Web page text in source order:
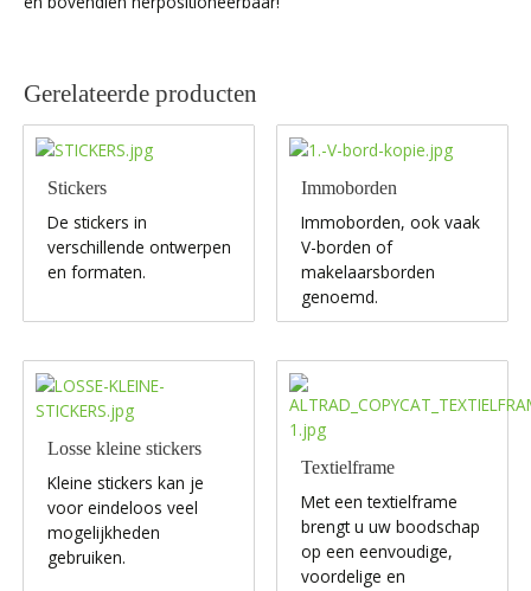
Gerelateerde producten
Stickers
De stickers in
verschillende ontwerpen
en formaten.
Immoborden
Immoborden, ook vaak
V-borden of
makelaarsborden
genoemd.
Losse kleine stickers
Kleine stickers kan je
voor eindeloos veel
mogelijkheden
gebruiken.
Textielframe
Met een textielframe
brengt u uw boodschap
op een eenvoudige,
voordelige en